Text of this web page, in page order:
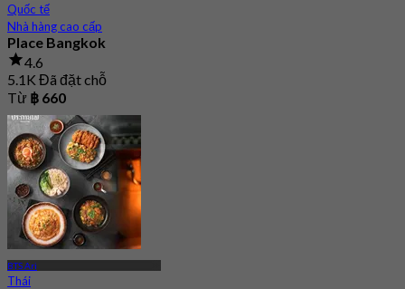
Quốc tế
Nhà hàng cao cấp
Place Bangkok
4.6
5.1K Đã đặt chỗ
Từ ฿ 660
BTS Ari
Thái